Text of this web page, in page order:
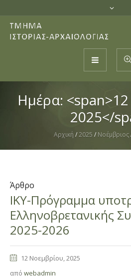
Ημέρα:
2025</
Αρχική /2025 / Νοέμβριος
Άρθρο
ΙΚΥ-Πρόγραμμα
Ελληνοβρετανικής
2025-2026
12 Νοεμβρίου, 2025
από webadmin